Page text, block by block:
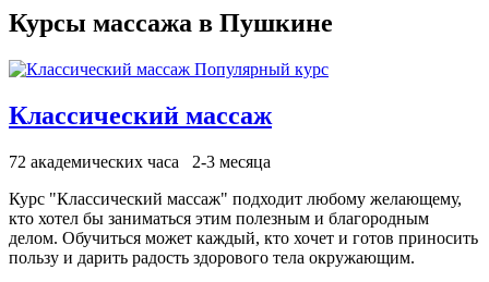
Курсы массажа в Пушкине
Популярный курс
Классический массаж
72 академических часа
2-3 месяца
Курс "Классический массаж" подходит любому желающему,
кто хотел бы заниматься этим полезным и благородным
делом. Обучиться может каждый, кто хочет и готов приносить
пользу и дарить радость здорового тела окружающим.